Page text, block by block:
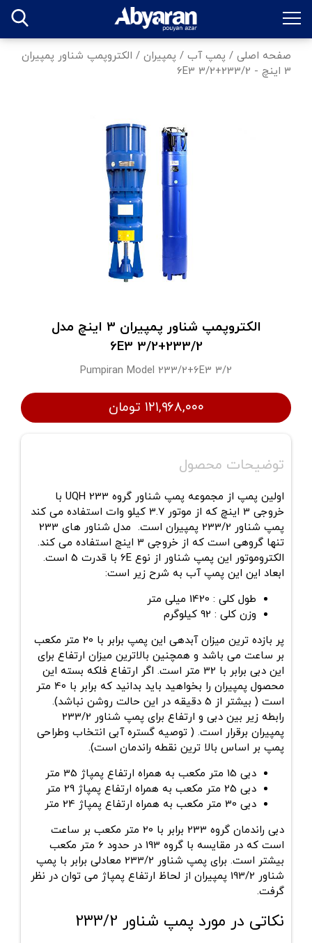
صفحه اصلی / پمپ آب / پمپیران / الکتروپمپ شناور پمپیران
3 اینچ - 233/2+6E3 3/2
الکتروپمپ شناور پمپیران 3 اینچ مدل
233/2+6E3 3/2
Pumpiran Model 233/2+6E3 3/2
۱۲۱,۹۶۸,۰۰۰ تومان
توضیحات محصول
اولین پمپ از مجموعه پمپ شناور گروه 233 UQH با
خروجی 3 اینچ که از موتور 3.7 کیلو وات استفاده می کند
پمپ شناور 233/2 پمپیران است. مدل شناور های 233
تنها گروهی است که از خروجی 3 اینچ استفاده می کند.
الکتروموتور این پمپ شناور از نوع 6E با قدرت 5 است.
ابعاد این این پمپ آب به شرح زیر است:
طول کلی : 1420 میلی متر
وزن کلی : 92 کیلوگرم
پر بازده ترین میزان آبدهی این پمپ برابر با 20 متر مکعب
بر ساعت می باشد و همچنین بالاترین میزان ارتفاع برای
این دبی برابر با 32 متر است. اگر ارتفاع فلکه بسته این
محصول پمپیران را بخواهید باید بدانید که برابر با 40 متر
است ( بیشتر از 5 دقیقه در این حالت روشن نباشد).
رابطه زیر بین دبی و ارتفاع برای پمپ شناور 233/2
پمپیران برقرار است. ( توصیه گستره آبی انتخاب وطراحی
پمپ بر اساس بالا ترین نقطه راندمان است).
دبی 15 متر مکعب به همراه ارتفاع پمپاژ 35 متر
دبی 25 متر مکعب به همراه ارتفاع پمپاژ 29 متر
دبی 30 متر مکعب به همراه ارتفاع پمپاژ 24 متر
دبی راندمان گروه 233 برابر با 20 متر مکعب بر ساعت
است که در مقایسه با گروه 193 در حدود 6 متر مکعب
بیشتر است. برای پمپ شناور 233/2 معادلی برابر با پمپ
شناور 193/2 پمپیران از لحاظ ارتفاع پمپاژ می توان در نظر
گرفت.
نکاتی در مورد پمپ شناور 233/2